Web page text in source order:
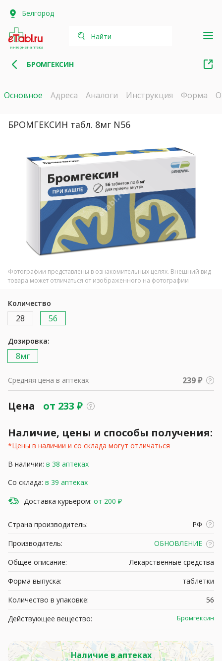
Белгород
интернет-аптека
Найти
БРОМГЕКСИН
Основное Адреса Аналоги Инструкция Форма
БРОМГЕКСИН табл. 8мг N56
Фотографии представлены в ознакомительных целях. Внешний вид
товара может отличаться от изображенного на фотографии
Количество
28 56
Дозировка:
8мг
Средняя цена в аптеках 239 ₽
Цена от 233 ₽
Наличие, цены и способы получения:
*Цены в наличии и со склада могут отличаться
В наличии: в 38 аптеках
Со склада: в 39 аптеках
Доставка курьером: от 200 ₽
Страна производитель:
РФ
Производитель:
ОБНОВЛЕНИЕ
Общее описание:
Лекарственные средства
Форма выпуска:
таблетки
Количество в упаковке:
56
Действующее вещество:
Бромгексин
Наличие в аптеках